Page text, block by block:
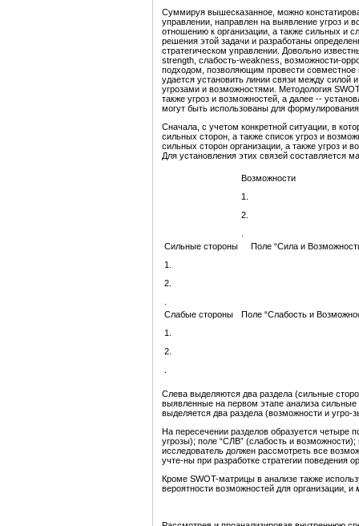
Суммируя вышесказанное, можно
управлении, направлен на выявление угроз и
отношению к организации, а также сильных и
решения этой задачи и разработаны
стратегическом управлении. Довольно
strength, слабость-weakness, возможности-
подходом, позволяющим провести
удается установить линии связи между силой
угрозами и возможностями. Методология
также угроз и возможностей, а далее --
могут быть использованы для формулирования
Сначала, с учетом конкретной ситуации, в
сильных сторон, а также список угроз и
сильных сторон организации, а также угроз и
Для установления этих связей составляется
Возможности
1.
2.
Сильные стороны
1.
2.
Поле “Сила и
Слабые стороны
1.
2.
Поле “Слабость и
Слева выделяются два раздела (сильные
выявленные на первом этапе анализа
выделяется два раздела (возможности и
На пересечении разделов образуется четыре
угрозы); поле “СЛВ” (слабость и
исследователь должен рассмотреть все
учте-ны при разработке стратегии поведения
Кроме SWOT-матрицы в анализе также
вероятности возможностей для организации, и